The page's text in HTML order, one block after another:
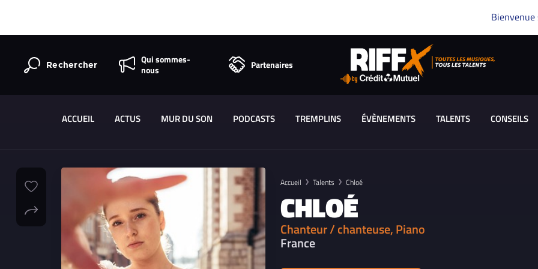
Bienvenue
Rechercher
Qui sommes-
nous
Partenaires
ACCUEIL ACTUS MUR DU SON PODCASTS TREMPLINS ÉVÈNEMENTS TALENTS CONSEILS
Accueil Talents Chloé
CHLOÉ
Chanteur / chanteuse, Piano
France